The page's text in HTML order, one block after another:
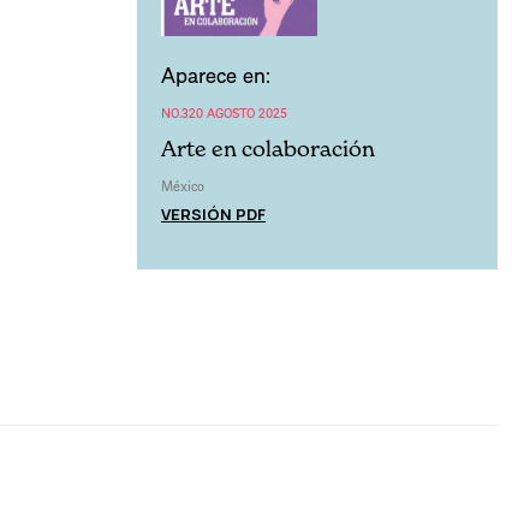
Aparece en:
NO.320 AGOSTO 2025
Arte en colaboración
México
VERSIÓN PDF